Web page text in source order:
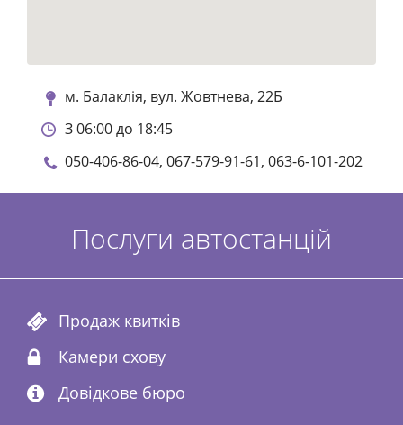
м. Балаклія, вул. Жовтнева, 22Б
З 06:00 до 18:45
050-406-86-04, 067-579-91-61, 063-6-101-202
Послуги автостанцій
Продаж квитків
Камери схову
Довідкове бюро